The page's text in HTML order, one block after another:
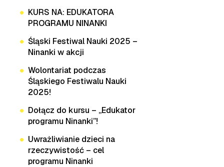
KURS NA: EDUKATORA
PROGRAMU NINANKI
Śląski Festiwal Nauki 2025 –
Ninanki w akcji
Wolontariat podczas
Śląskiego Festiwalu Nauki
2025!
Dołącz do kursu – „Edukator
programu Ninanki”!
Uwrażliwianie dzieci na
rzeczywistość – cel
programu Ninanki